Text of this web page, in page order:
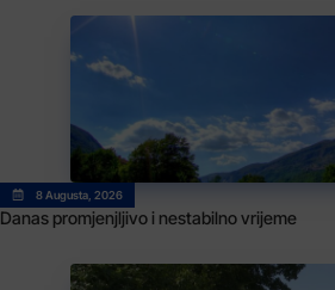
8 Augusta, 2026
Danas promjenjljivo i nestabilno vrijeme